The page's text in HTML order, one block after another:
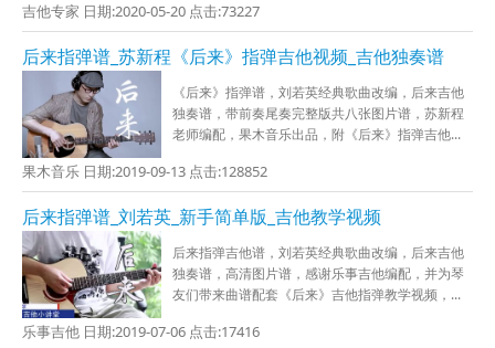
吉他专家 日期:2020-05-20 点击:73227
后来指弹谱_苏新程《后来》指弹吉他视频_吉他独奏谱
《后来》指弹谱，刘若英经典歌曲改编，后来吉他
独奏谱，带前奏尾奏完整版共八张图片谱，苏新程
老师编配，果木音乐出品，附《后来》指弹吉他...
果木音乐 日期:2019-09-13 点击:128852
后来指弹谱_刘若英_新手简单版_吉他教学视频
后来指弹吉他谱，刘若英经典歌曲改编，后来吉他
独奏谱，高清图片谱，感谢乐事吉他编配，并为琴
友们带来曲谱配套《后来》吉他指弹教学视频，...
乐事吉他 日期:2019-07-06 点击:17416